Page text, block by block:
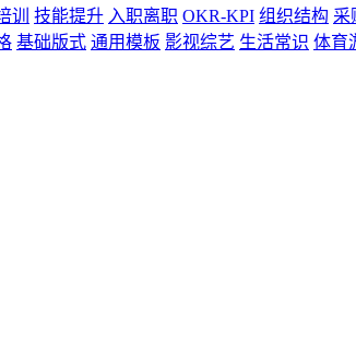
训 技能提升 入职离职 OKR-KPI 组织结构 采
基础版式 通用模板 影视综艺 生活常识 体育